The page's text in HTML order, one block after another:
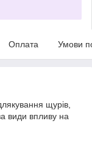
Оплата Умови
щурів,
види впливу на